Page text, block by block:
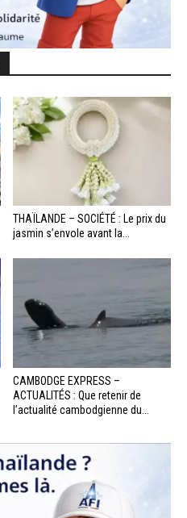
THAÏLANDE – SOCIÉTÉ : Le prix du
jasmin s’envole avant la...
CAMBODGE EXPRESS –
ACTUALITÉS : Que retenir de
l’actualité cambodgienne du...